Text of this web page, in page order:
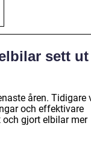
sett ut
åren. Tidigare
och effektivare
gjort elbilar mer